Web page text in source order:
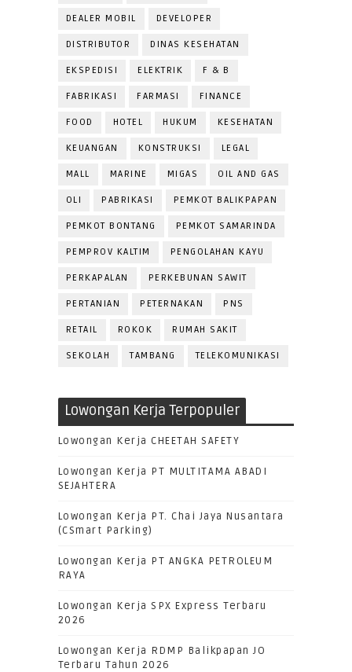
DEALER MOBIL DEVELOPER
DISTRIBUTOR DINAS KESEHATAN
EKSPEDISI ELEKTRIK F & B
FABRIKASI FARMASI FINANCE
FOOD HOTEL HUKUM KESEHATAN
KEUANGAN KONSTRUKSI LEGAL
MALL MARINE MIGAS OIL AND GAS
OLI PABRIKASI PEMKOT BALIKPAPAN
PEMKOT BONTANG PEMKOT SAMARINDA
PEMPROV KALTIM PENGOLAHAN KAYU
PERKAPALAN PERKEBUNAN SAWIT
PERTANIAN PETERNAKAN PNS
RETAIL ROKOK RUMAH SAKIT
SEKOLAH TAMBANG TELEKOMUNIKASI
Lowongan Kerja Terpopuler
Lowongan Kerja CHEETAH SAFETY
Lowongan Kerja PT MULTITAMA ABADI
SEJAHTERA
Lowongan Kerja PT. Chai Jaya Nusantara
(CSmart Parking)
Lowongan Kerja PT ANGKA PETROLEUM
RAYA
Lowongan Kerja SPX Express Terbaru
2026
Lowongan Kerja RDMP Balikpapan JO
Terbaru Tahun 2026